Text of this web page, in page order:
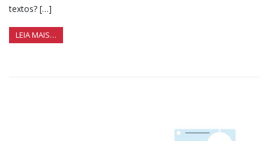
textos? […]
LEIA MAIS…